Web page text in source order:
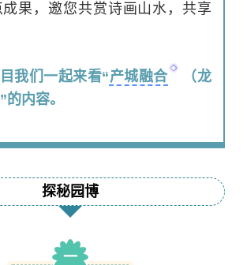
果，邀您共赏诗画山水，共享
我们一起来看“产城融合
（龙
内容。
探秘园博
一